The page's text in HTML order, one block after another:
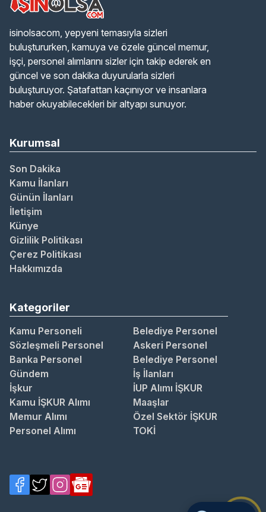
isinolsacom, yepyeni temasıyla sizleri
buluştururken, kamuya ve özele güncel memur,
işçi, personel alımlarını sizler için takip ederek en
güncel ve son dakika duyurularla sizleri
buluşturuyor. Şatafattan kaçınıyor ve insanlara
haber okuyabilecekleri bir altyapı sunuyor.
Kurumsal
Son Dakika
Kamu İlanları
Günün İlanları
İletişim
Künye
Gizlilik Politikası
Çerez Politikası
Hakkımızda
Kategoriler
Kamu Personeli
Belediye Personel
Sözleşmeli Personel
Askeri Personel
Banka Personel
Belediye Personel
Gündem
İş İlanları
İşkur
İUP Alımı İŞKUR
Kamu İŞKUR Alımı
Maaşlar
Memur Alımı
Özel Sektör İŞKUR
Personel Alımı
TOKİ